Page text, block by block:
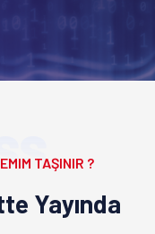
TAŞINIR ?
Yayında